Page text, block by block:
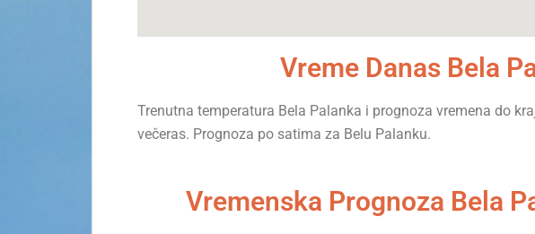
Vreme Danas Bela
Trenutna temperatura Bela Palanka i prognoza vremena do
večeras. Prognoza po satima za Belu Palanku.
Vremenska Prognoza Bela